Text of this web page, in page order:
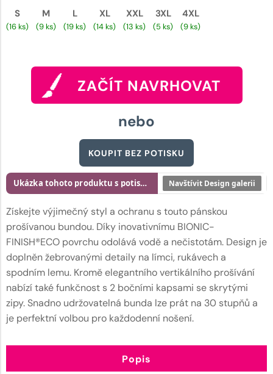
S
(16 ks)
M
(9 ks)
L
(19 ks)
XL
(14 ks)
XXL
(13 ks)
3XL
(5 ks)
4XL
(9 ks)
ZAČÍT NAVRHOVAT
nebo
KOUPIT BEZ POTISKU
Získejte výjimečný styl a ochranu s touto pánskou
prošívanou bundou. Díky inovativnímu BIONIC-
FINISH®ECO povrchu odolává vodě a nečistotám. Design je
doplněn žebrovanými detaily na límci, rukávech a
spodním lemu. Kromě elegantního vertikálního prošívání
nabízí také funkčnost s 2 bočními kapsami se skrytými
zipy. Snadno udržovatelná bunda lze prát na 30 stupňů a
je perfektní volbou pro každodenní nošení.
Ukázka tohoto produktu s potiskem Navštívit Design galerii
Popis